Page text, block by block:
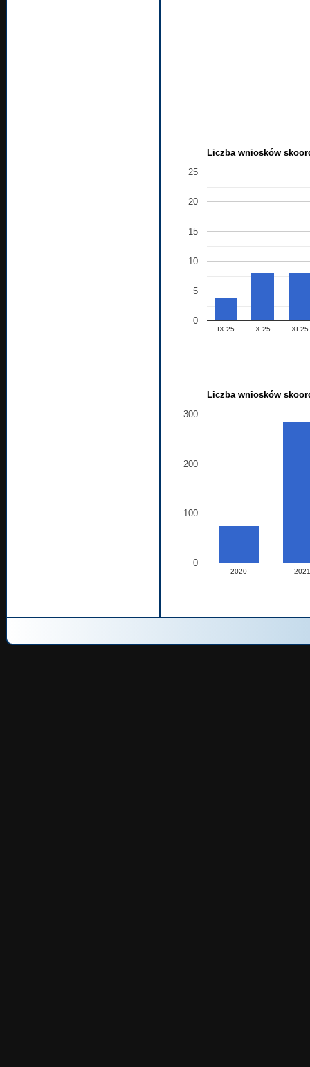
Liczba wniosków
IX 25 X 25 XI 25
0
5
10
15
20
25
Liczba wniosków
2020
0
100
200
300